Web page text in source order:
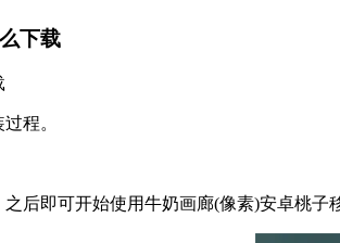
下载
程。
后即可开始使用牛奶画廊(像素)安卓桃子